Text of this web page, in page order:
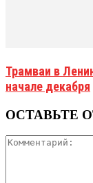
Трамваи в
начале декабря
ОСТАВЬТЕ